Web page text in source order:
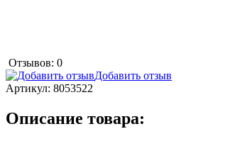
Отзывов: 0
Добавить отзыв
Артикул: 8053522
Описание товара: